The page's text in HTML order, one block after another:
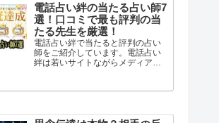
電話占い絆の当たる占い師7
選！口コミで最も評判の当
たる先生を厳選！
電話占い絆で当たると評判の占い
師をご紹介しています。電話占い
絆は若いサイトながらメディアで
い的中率を誇る当たる先生が多数
お試し鑑定もできますよ！